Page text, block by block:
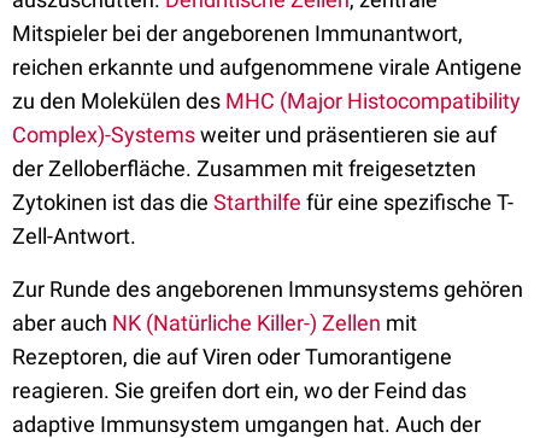
Mitspieler bei der angeborenen Immunantwort,
reichen erkannte und aufgenommene virale Antigene
zu den Molekülen des MHC (Major Histocompatibility
Complex)-Systemsweiter und präsentieren sie auf
der Zelloberfläche. Zusammen mit freigesetzten
Zytokinen ist das die Starthilfe für eine spezifische T-
Zell-Antwort.
Zur Runde des angeborenen Immunsystems gehören
aber auch NK (Natürliche Killer-) Zellen mit
Rezeptoren, die auf Viren oder Tumorantigene
reagieren. Sie greifen dort ein, wo der Feind das
adaptive Immunsystem umgangen hat. Auch der